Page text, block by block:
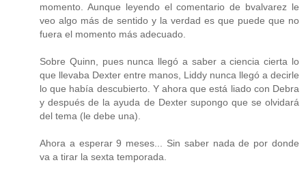
momento. Aunque leyendo el comentario de bvalvarez le
veo algo más de sentido y la verdad es que puede que no
fuera el momento más adecuado.
Sobre Quinn, pues nunca llegó a saber a ciencia cierta lo
que llevaba Dexter entre manos, Liddy nunca llegó a decirle
lo que había descubierto. Y ahora que está liado con Debra
y después de la ayuda de Dexter supongo que se olvidará
del tema (le debe una).
Ahora a esperar 9 meses... Sin saber nada de por donde
va a tirar la sexta temporada.